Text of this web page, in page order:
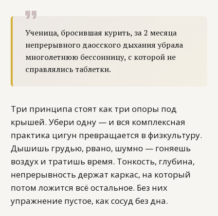
Ученица, бросившая курить, за 2 месяца
непрерывного даосского дыхания убрала
многолетнюю бессонницу, с которой не
справлялись таблетки.
Три принципа стоят как три опоры под
крышей. Убери одну — и вся комплексная
практика цигун превращается в физкультуру.
Дышишь грудью, рвано, шумно — гоняешь
воздух и тратишь время. Тонкость, глубина,
непрерывность держат каркас, на который
потом ложится всё остальное. Без них
упражнение пустое, как сосуд без дна.